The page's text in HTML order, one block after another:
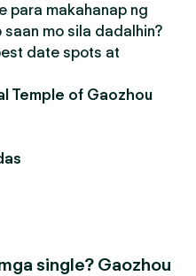
para makahanap ng
mo sila dadalhin?
date spots at
Temple of Gaozhou
single? Gaozhou